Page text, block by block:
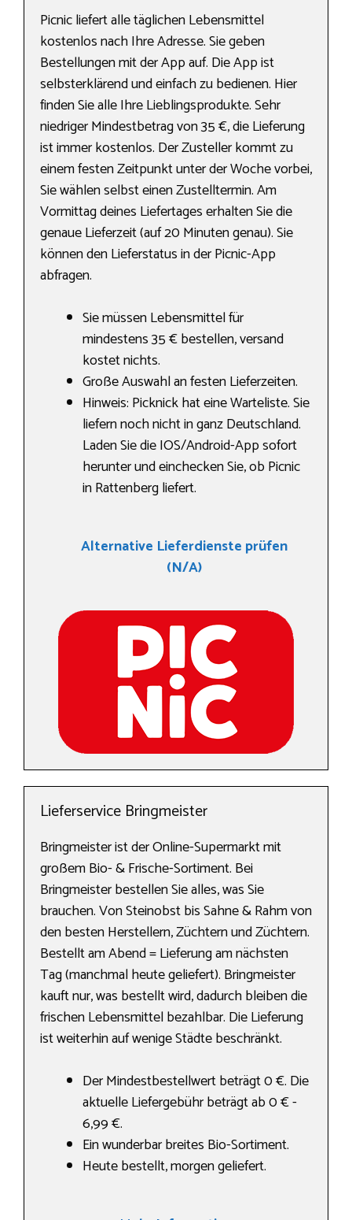
Picnic liefert alle täglichen Lebensmittel
kostenlos nach Ihre Adresse. Sie geben
Bestellungen mit der App auf. Die App ist
selbsterklärend und einfach zu bedienen. Hier
finden Sie alle Ihre Lieblingsprodukte. Sehr
niedriger Mindestbetrag von 35 €, die Lieferung
ist immer kostenlos. Der Zusteller kommt zu
einem festen Zeitpunkt unter der Woche vorbei,
Sie wählen selbst einen Zustelltermin. Am
Vormittag deines Liefertages erhalten Sie die
genaue Lieferzeit (auf 20 Minuten genau). Sie
können den Lieferstatus in der Picnic-App
abfragen.
Sie müssen Lebensmittel für
mindestens 35 € bestellen, versand
kostet nichts.
Große Auswahl an festen Lieferzeiten.
Hinweis: Picknick hat eine Warteliste. Sie
liefern noch nicht in ganz Deutschland.
Laden Sie die IOS/Android-App sofort
herunter und einchecken Sie, ob Picnic
in Rattenberg liefert.
Alternative Lieferdienste prüfen
(N/A)
Lieferservice Bringmeister
Bringmeister ist der Online-Supermarkt mit
großem Bio- & Frische-Sortiment. Bei
Bringmeister bestellen Sie alles, was Sie
brauchen. Von Steinobst bis Sahne & Rahm von
den besten Herstellern, Züchtern und Züchtern.
Bestellt am Abend = Lieferung am nächsten
Tag (manchmal heute geliefert). Bringmeister
kauft nur, was bestellt wird, dadurch bleiben die
frischen Lebensmittel bezahlbar. Die Lieferung
ist weiterhin auf wenige Städte beschränkt.
Der Mindestbestellwert beträgt 0 €. Die
aktuelle Liefergebühr beträgt ab 0 € -
6,99 €.
Ein wunderbar breites Bio-Sortiment.
Heute bestellt, morgen geliefert.